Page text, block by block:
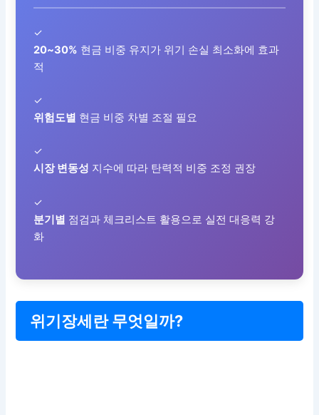
✓
20~30% 현금 비중 유지가 위기 손실 최소화에 효과
적
✓
위험도별 현금 비중 차별 조절 필요
✓
시장 변동성 지수에 따라 탄력적 비중 조정 권장
✓
분기별 점검과 체크리스트 활용으로 실전 대응력 강
화
위기장세란 무엇일까?